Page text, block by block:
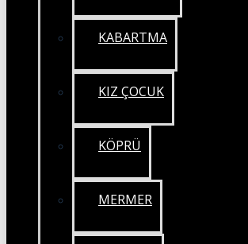
KABARTMA
KIZ ÇOCUK
KÖPRÜ
MERMER